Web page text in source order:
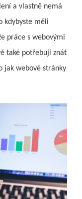
a vlastně nemá
kdybyste měli
práce s webovými
také potřebují znát
jak webové stránky